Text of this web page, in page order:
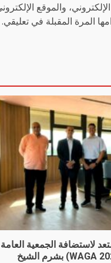
والموقع
المرة المقبلة في تعليقي.
لاستضافة الجمعية